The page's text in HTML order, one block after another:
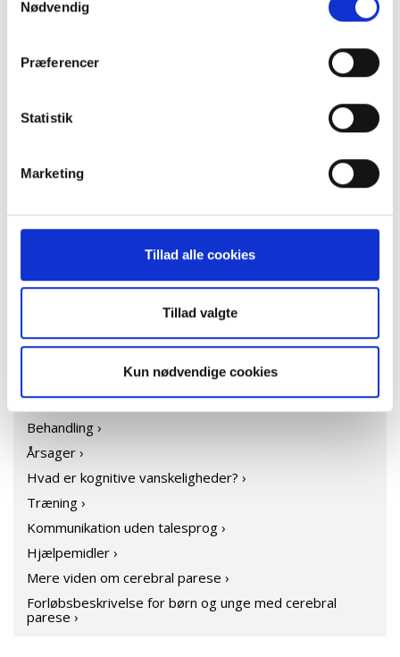
Nødvendig
Præferencer
Statistik
Marketing
Tillad alle cookies
Tillad valgte
Kun nødvendige cookies
VIDEN OM CEREBRAL PARESE
Hvad er cerebral parese? ›
Typer af cerebral parese ›
Symptomer ›
Konsekvenser og senfølger ›
Grader ›
Behandling ›
Årsager ›
Hvad er kognitive vanskeligheder? ›
Træning ›
Kommunikation uden talesprog ›
Hjælpemidler ›
Mere viden om cerebral parese ›
Forløbsbeskrivelse for børn og unge med cerebral
parese ›